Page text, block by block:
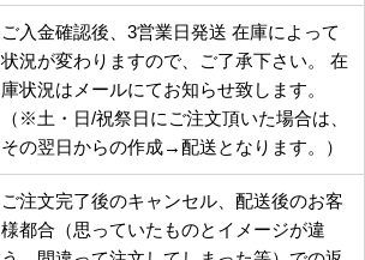
ご入金確認後、3営業日発送 在庫によって
状況が変わりますので、ご了承下さい。 在
庫状況はメールにてお知らせ致します。
（※土・日/祝祭日にご注文頂いた場合は、
その翌日からの作成→配送となります。）
ご注文完了後のキャンセル、配送後のお客
様都合（思っていたものとイメージが違